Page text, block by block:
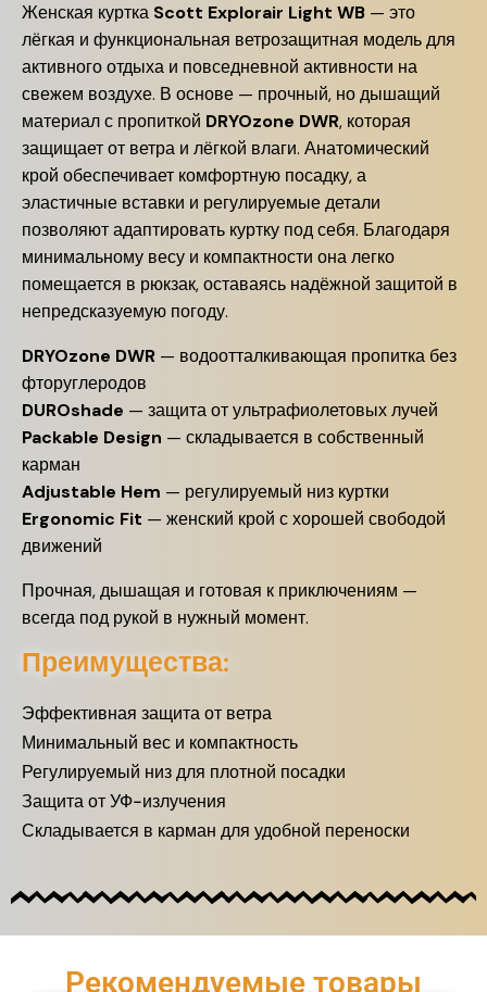
Женская куртка Scott Explorair Light WB — это
лёгкая и функциональная ветрозащитная модель для
активного отдыха и повседневной активности на
свежем воздухе. В основе — прочный, но дышащий
материал с пропиткой DRYOzone DWR, которая
защищает от ветра и лёгкой влаги. Анатомический
крой обеспечивает комфортную посадку, а
эластичные вставки и регулируемые детали
позволяют адаптировать куртку под себя. Благодаря
минимальному весу и компактности она легко
помещается в рюкзак, оставаясь надёжной защитой в
непредсказуемую погоду.
DRYOzone DWR — водоотталкивающая пропитка без
фторуглеродов
DUROshade — защита от ультрафиолетовых лучей
Packable Design — складывается в собственный
карман
Adjustable Hem — регулируемый низ куртки
Ergonomic Fit — женский крой с хорошей свободой
движений
Прочная, дышащая и готовая к приключениям —
всегда под рукой в нужный момент.
Преимущества:
Эффективная защита от ветра
Минимальный вес и компактность
Регулируемый низ для плотной посадки
Защита от УФ-излучения
Складывается в карман для удобной переноски
Рекомендуемые товары